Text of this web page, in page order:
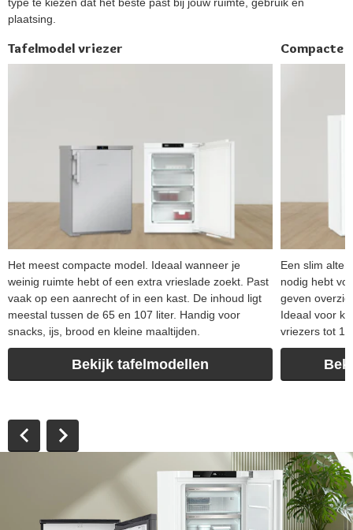
type te kiezen dat het beste past bij jouw ruimte, gebruik en
plaatsing.
Tafelmodel vriezer
Het meest compacte model. Ideaal wanneer je
weinig ruimte hebt of een extra vrieslade zoekt. Past
vaak op een aanrecht of in een kast. De inhoud ligt
meestal tussen de 65 en 107 liter. Handig voor
snacks, ijs, brood en kleine maaltijden.
Bekijk tafelmodellen
Compacte
Een slim
nodig hebt
geven
Ideaal voor
vriezers tot